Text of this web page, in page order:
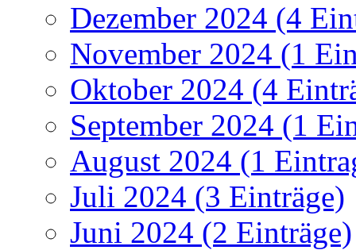
Dezember 2024 (4
November 2024 (1
Oktober 2024 (4
September 2024 (1
August 2024 (1
Juli 2024 (3 Einträge)
Juni 2024 (2 Einträge)